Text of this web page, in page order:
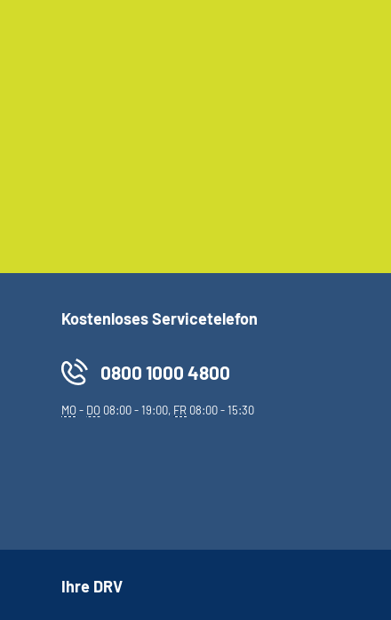
Kostenloses Servicetelefon
0800 1000 4800
MO- DO 08:00 - 19:00, FR 08:00 - 15:30
Ihre DRV